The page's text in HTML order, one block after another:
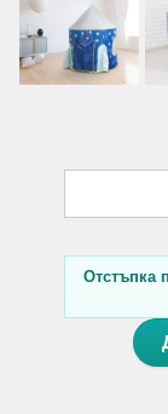
Отстъпка